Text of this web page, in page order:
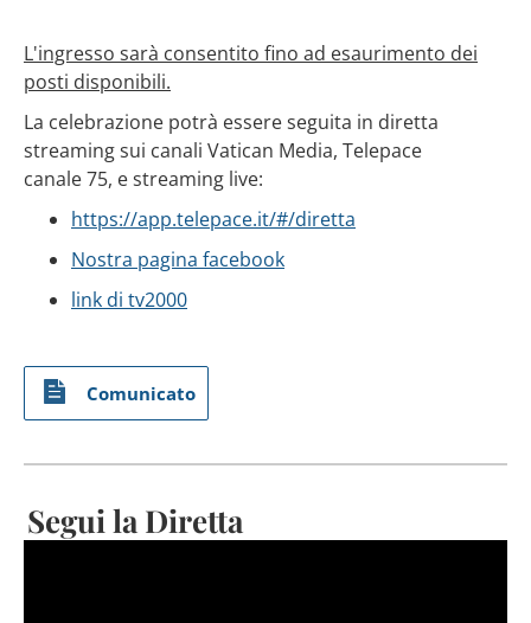
L'ingresso sarà consentito fino ad esaurimento dei
posti disponibili.
La celebrazione potrà essere seguita in diretta
streaming sui canali Vatican Media, Telepace
canale 75, e streaming live:
https://app.telepace.it/#/diretta
Nostra pagina facebook
link di tv2000
Comunicato
Segui la Diretta